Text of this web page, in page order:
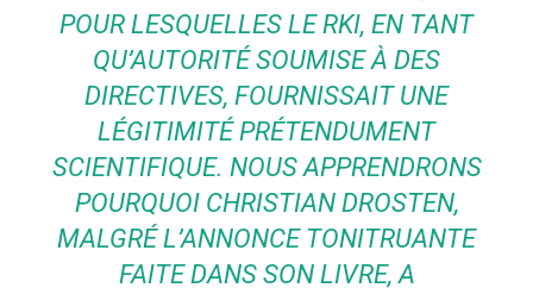
POUR LESQUELLES LE RKI, EN TANT
QU’AUTORITÉ SOUMISE À DES
DIRECTIVES, FOURNISSAIT UNE
LÉGITIMITÉ PRÉTENDUMENT
SCIENTIFIQUE. NOUS APPRENDRONS
POURQUOI CHRISTIAN DROSTEN,
MALGRÉ L’ANNONCE TONITRUANTE
FAITE DANS SON LIVRE, A